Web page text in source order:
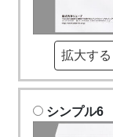
拡大する
シンプル6